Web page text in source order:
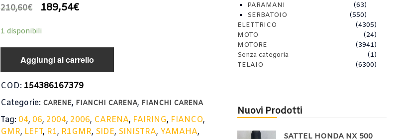
210,60€ 189,54€
1 disponibili
Aggiungi al carrello
COD: 154386167379
Categorie: CARENE, FIANCHI CARENA, FIANCHI CARENA
Tag: 04, 06, 2004, 2006, CARENA, FAIRING, FIANCO,
GMR, LEFT, R1, R1GMR, SIDE, SINISTRA, YAMAHA,
PARAMANI
(63)
SERBATOIO
(550)
ELETTRICO
(4305)
MOTO
(24)
MOTORE
(3941)
Senza categoria
(1)
TELAIO
(6300)
Nuovi Prodotti
SATTEL HONDA NX 500